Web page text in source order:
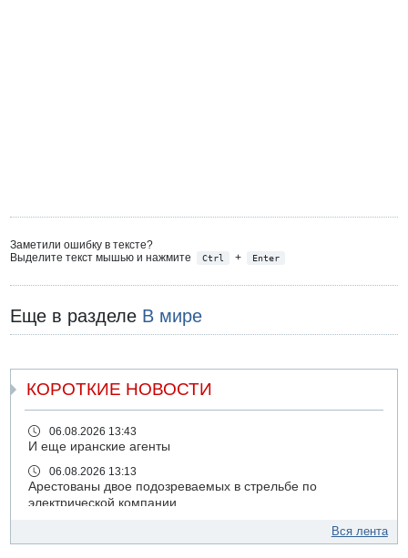
Заметили ошибку в тексте?
Выделите текст мышью и нажмите
Ctrl + Enter
Еще в разделе В мире
КОРОТКИЕ НОВОСТИ
06.08.2026 13:43
И еще иранские агенты
06.08.2026 13:13
Арестованы двое подозреваемых в стрельбе по
электрической компании
Возле Кирьят-Арбы пожар на местности
Вся лента